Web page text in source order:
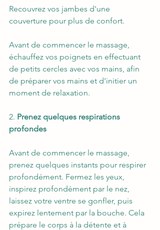
Recouvrez vos jambes d'une
couverture pour plus de confort.
Avant de commencer le massage,
échauffez vos poignets en effectuant
de petits cercles avec vos mains, afin
de préparer vos mains et d'initier un
moment de relaxation.
2. Prenez quelques respirations
profondes
Avant de commencer le massage,
prenez quelques instants pour respirer
profondément. Fermez les yeux,
inspirez profondément par le nez,
laissez votre ventre se gonfler, puis
expirez lentement par la bouche. Cela
prépare le corps à la détente et à